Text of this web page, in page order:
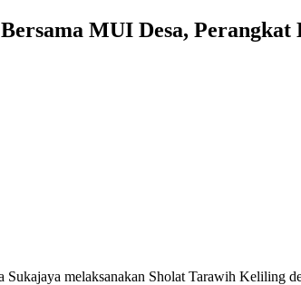
MUI Desa, Perangkat
melaksanakan Sholat Tarawih Keliling